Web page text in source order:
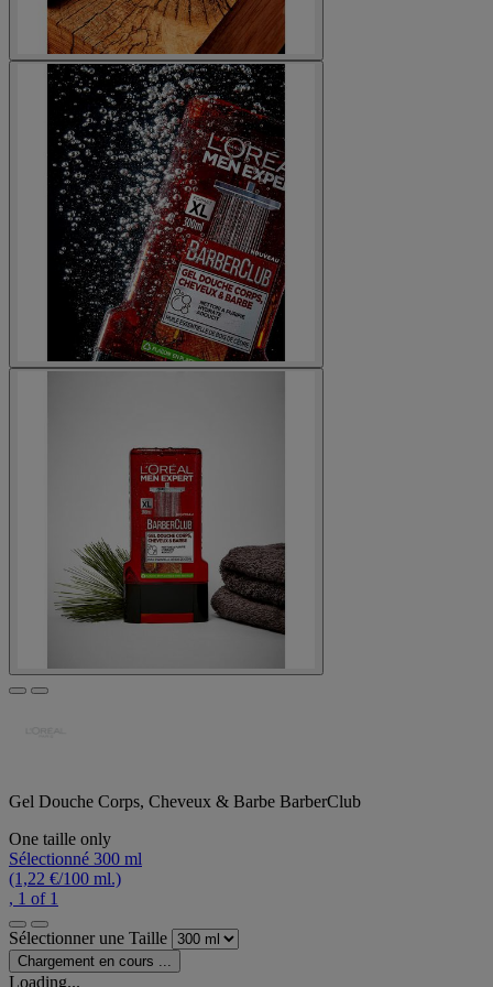
Gel Douche Corps, Cheveux & Barbe BarberClub
One taille only
Sélectionné 300 ml
(1,22 €/100 ml.)
, 1 of 1
Sélectionner une Taille
Chargement en cours ...
Loading...